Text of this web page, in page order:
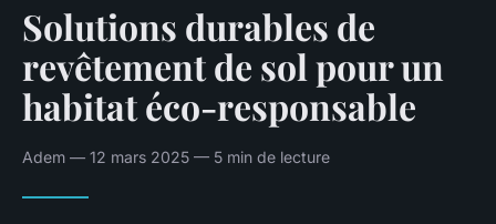
Solutions durables de
revêtement de sol pour un
habitat éco-responsable
Adem — 12 mars 2025 — 5 min de lecture